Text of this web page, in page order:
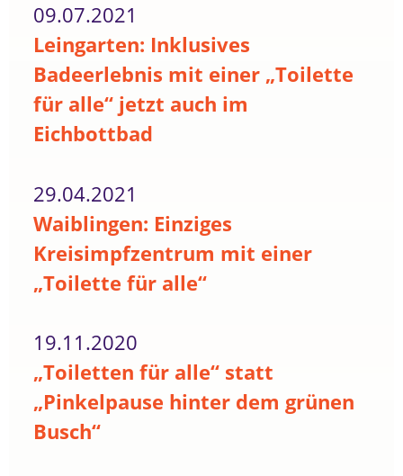
09.07.2021
Leingarten: Inklusives
Badeerlebnis mit einer „Toilette
für alle“ jetzt auch im
Eichbottbad
29.04.2021
Waiblingen: Einziges
Kreisimpfzentrum mit einer
„Toilette für alle“
19.11.2020
„Toiletten für alle“ statt
„Pinkelpause hinter dem grünen
Busch“